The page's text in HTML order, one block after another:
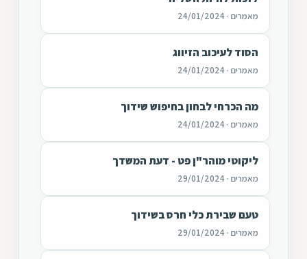
מאמרים · 24/01/2024
הסוד לעיכוב הזיווג
מאמרים · 24/01/2024
מה הכרחי לבחון בחיפוש שידוך
מאמרים · 24/01/2024
ליקוטי מוהר"ן פט - דעת המשדך
מאמרים · 29/01/2024
טעם שבירת כלי חרס בשידוך
מאמרים · 29/01/2024